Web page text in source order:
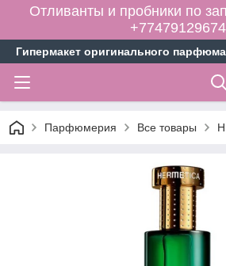
Отливанты и пробники по
+77479129674
Гипермакет оригинального
Парфюмерия Все товары